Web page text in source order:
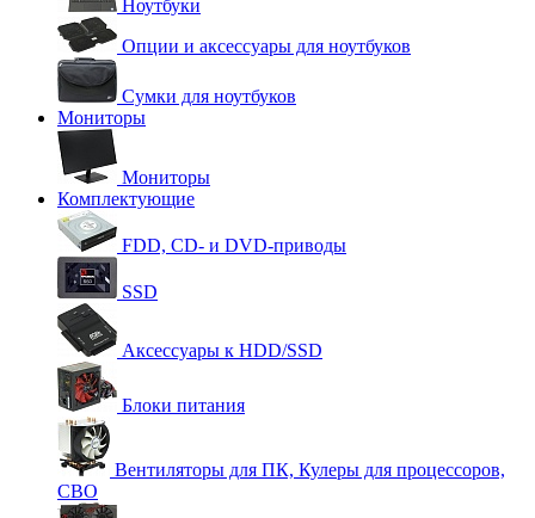
Ноутбуки
Опции и аксессуары для ноутбуков
Сумки для ноутбуков
Мониторы
Мониторы
Комплектующие
FDD, CD- и DVD-приводы
SSD
Аксессуары к HDD/SSD
Блоки питания
Вентиляторы для ПК, Кулеры для процессоров,
СВО